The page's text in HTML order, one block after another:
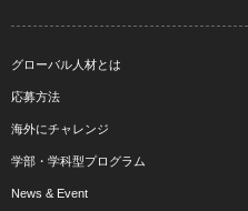
グローバル人材とは
応募方法
海外にチャレンジ
学部・学科型プログラム
News & Event